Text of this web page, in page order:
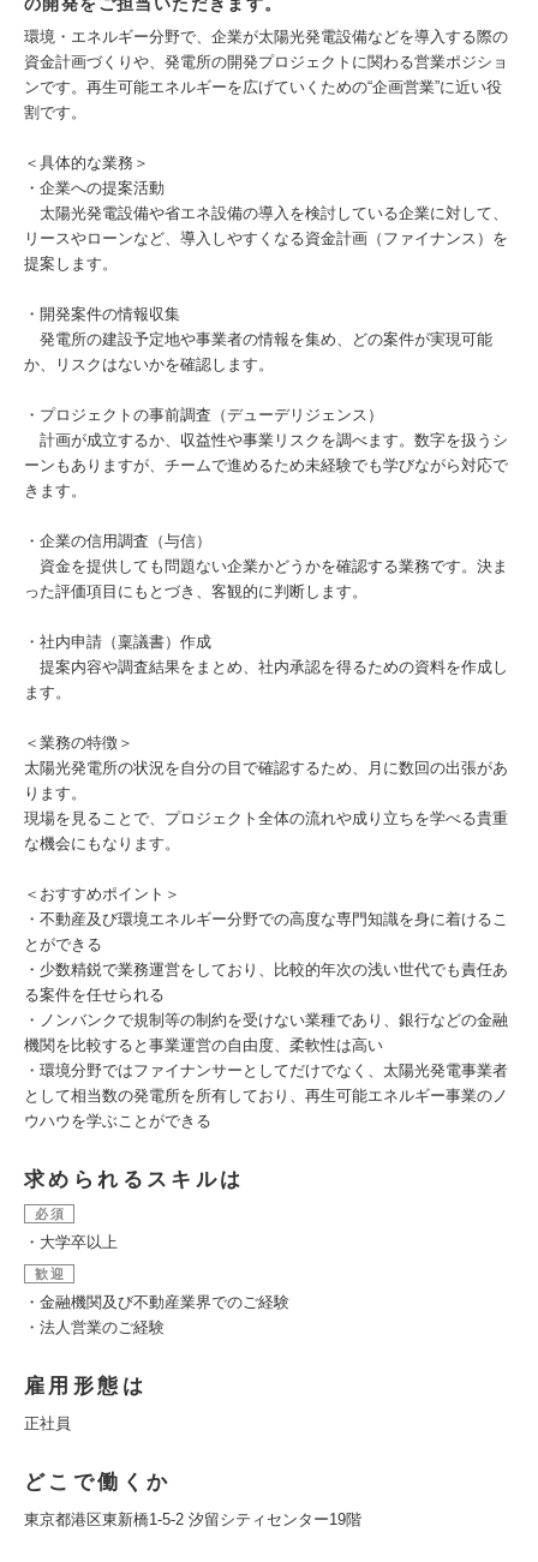
環境・エネルギー分野で、企業が太陽光発電設備などを導入する際の
資金計画づくりや、発電所の開発プロジェクトに関わる営業ポジショ
ンです。再生可能エネルギーを広げていくための“企画営業”に近い役
割です。
＜具体的な業務＞
・企業への提案活動
太陽光発電設備や省エネ設備の導入を検討している企業に対して、
リースやローンなど、導入しやすくなる資金計画（ファイナンス）を
提案します。
・開発案件の情報収集
発電所の建設予定地や事業者の情報を集め、どの案件が実現可能
か、リスクはないかを確認します。
・プロジェクトの事前調査（デューデリジェンス）
計画が成立するか、収益性や事業リスクを調べます。数字を扱うシ
ーンもありますが、チームで進めるため未経験でも学びながら対応で
きます。
・企業の信用調査（与信）
資金を提供しても問題ない企業かどうかを確認する業務です。決ま
った評価項目にもとづき、客観的に判断します。
・社内申請（稟議書）作成
提案内容や調査結果をまとめ、社内承認を得るための資料を作成し
ます。
＜業務の特徴＞
太陽光発電所の状況を自分の目で確認するため、月に数回の出張があ
ります。
現場を見ることで、プロジェクト全体の流れや成り立ちを学べる貴重
な機会にもなります。
＜おすすめポイント＞
・不動産及び環境エネルギー分野での高度な専門知識を身に着けるこ
とができる
・少数精鋭で業務運営をしており、比較的年次の浅い世代でも責任あ
る案件を任せられる
・ノンバンクで規制等の制約を受けない業種であり、銀行などの金融
機関を比較すると事業運営の自由度、柔軟性は高い
・環境分野ではファイナンサーとしてだけでなく、太陽光発電事業者
として相当数の発電所を所有しており、再生可能エネルギー事業のノ
ウハウを学ぶことができる
求められるスキルは
必須
・大学卒以上
歓迎
・金融機関及び不動産業界でのご経験
・法人営業のご経験
雇用形態は
正社員
どこで働くか
東京都港区東新橋1-5-2 汐留シティセンター19階